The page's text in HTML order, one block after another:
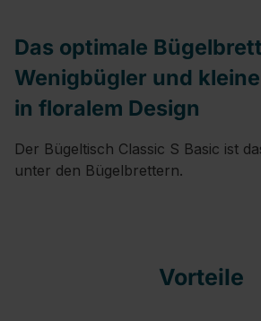
Das optimale
Wenigbügler und
in floralem Design
Der Bügeltisch Classic S Basic ist
unter den Bügelbrettern.
Vorteile